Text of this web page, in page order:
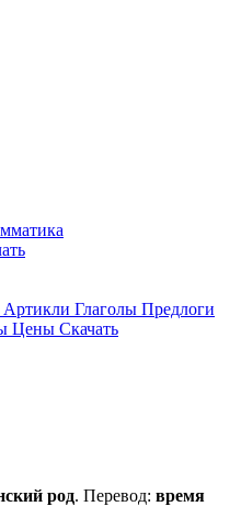
Артикли Глаголы Предлоги
Цены Скачать
род. Перевод: время